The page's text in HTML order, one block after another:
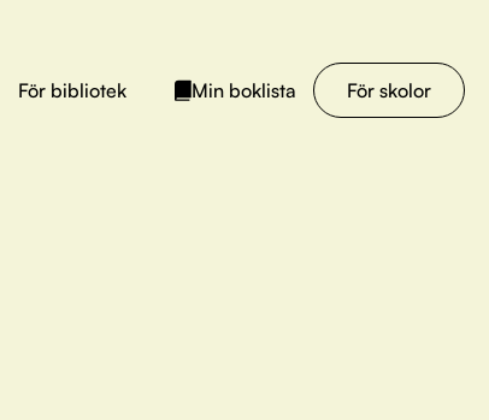
För bibliotek Min boklista För skolor